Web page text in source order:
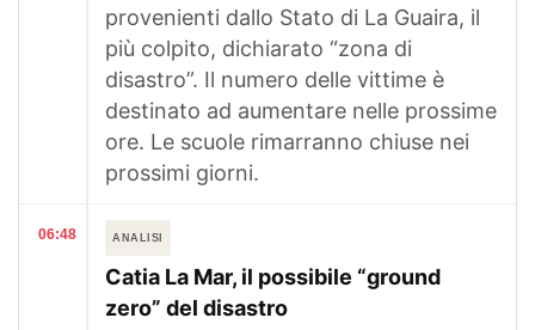
provenienti dallo Stato di La Guaira, il
più colpito, dichiarato “zona di
disastro”. Il numero delle vittime è
destinato ad aumentare nelle prossime
ore. Le scuole rimarranno chiuse nei
prossimi giorni.
06:48 ANALISI
Catia La Mar, il possibile “ground
zero” del disastro